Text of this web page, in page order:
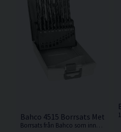
Bahco 4515 Borrsats Metall
Borrsats från Bahco som innehåller 19 borrar från 1 till 10 mm i 0,5 mm intervall.